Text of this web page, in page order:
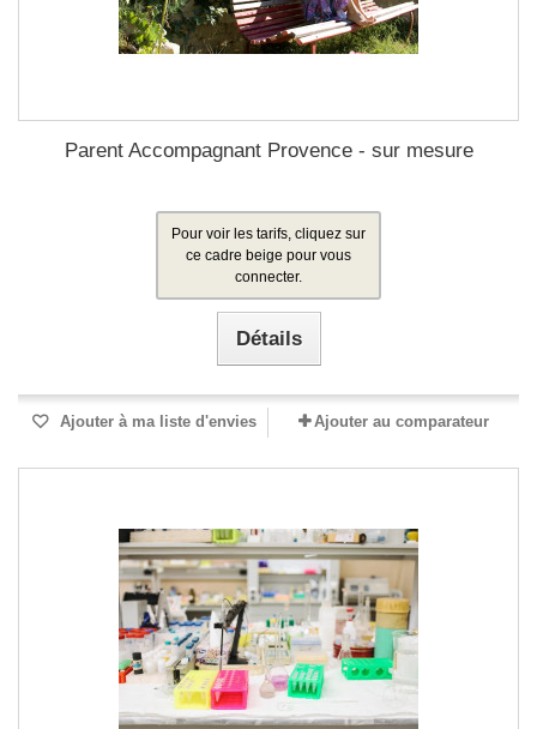
Parent Accompagnant Provence - sur mesure
Pour voir les tarifs, cliquez sur
ce cadre beige pour vous
connecter.
Détails
Ajouter à ma liste d'envies Ajouter au comparateur